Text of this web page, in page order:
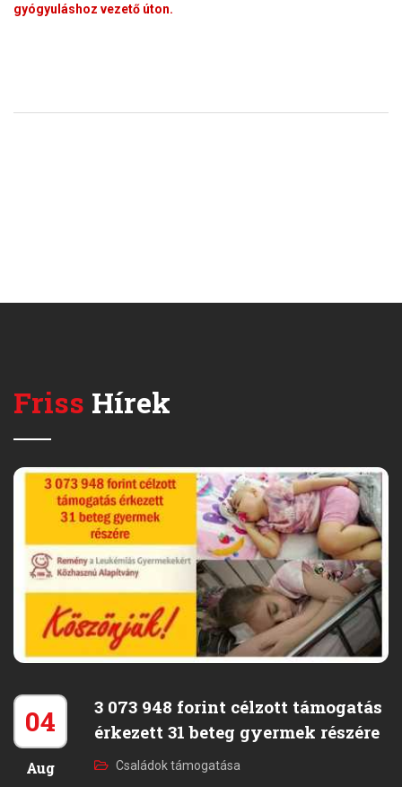
gyógyuláshoz vezető úton.
Friss Hírek
04
Aug
3 073 948 forint célzott támogatás
érkezett 31 beteg gyermek részére
Családok támogatása